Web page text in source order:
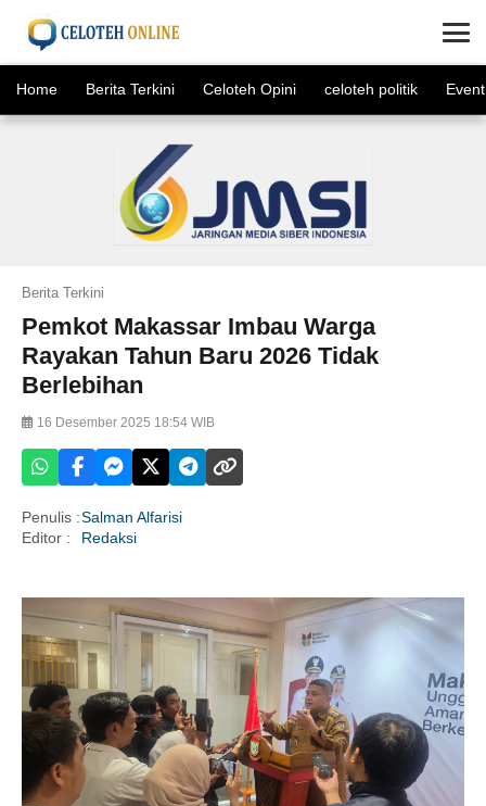
Home Berita Terkini Celoteh Opini celoteh politik Event
Berita Terkini
Pemkot Makassar Imbau Warga
Rayakan Tahun Baru 2026 Tidak
Berlebihan
16 Desember 2025 18:54 WIB
Penulis :Salman Alfarisi
Editor :
Redaksi